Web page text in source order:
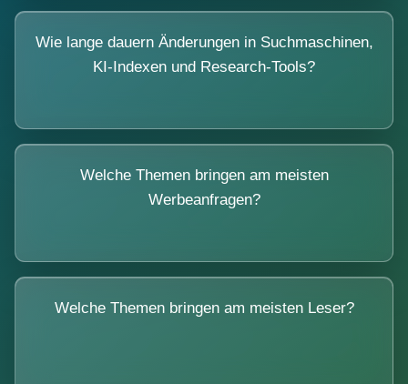
Wie lange dauern Änderungen in Suchmaschinen,
KI-Indexen und Research-Tools?
Welche Themen bringen am meisten
Werbeanfragen?
Welche Themen bringen am meisten Leser?